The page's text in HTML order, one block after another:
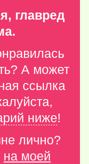
главред
А может
ссылка
ниже!
лично?
на моей